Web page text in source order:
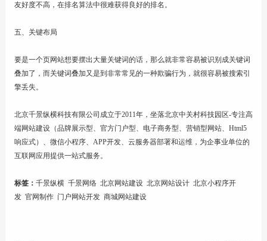
友好度不高，在排名算法中很难获得良好的排名。
五、关键布局
要是一个页网站想要摆出大量关键词的话，那么就非常容易被识别成关键词
叠加了，而关键词叠加又是到非常常见的一种欺骗行为，就很容易被搜索引
擎丢失。
北京千景纵横科技有限公司 成立于2011年，坐落北京中关村科技园区-专注高
端网站建设（品牌展示型、官方门户型、电子商务型、 营销型网站、 Html5
响应式）、 微信小程序、 APP开发、云服务器部署和运维，为企事业单位的
互联网应用提供一站式服务。
标签： 千景纵横 千景网络 北京网站建设 北京网站设计 北京小程序开
发 官网制作 门户网站开发 商城网站建设